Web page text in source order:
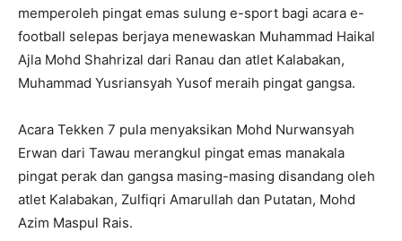
memperoleh pingat emas sulung e-sport bagi acara e-
football selepas berjaya menewaskan Muhammad Haikal
Ajla Mohd Shahrizal dari Ranau dan atlet Kalabakan,
Muhammad Yusriansyah Yusof meraih pingat gangsa.
Acara Tekken 7 pula menyaksikan Mohd Nurwansyah
Erwan dari Tawau merangkul pingat emas manakala
pingat perak dan gangsa masing-masing disandang oleh
atlet Kalabakan, Zulfiqri Amarullah dan Putatan, Mohd
Azim Maspul Rais.